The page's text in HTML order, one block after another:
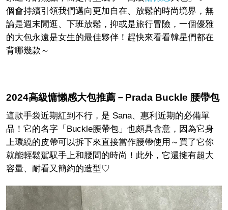
個會持續引領我們邁向更加自在、放鬆的時尚境界，無
論是週末閒逛、下班放鬆，抑或是旅行冒險，一個優雅
的大包永遠是女生的最佳夥伴！趕快來看看韓星們都在
背哪幾款～
2024高級慵懶感大包推薦－Prada Buckle 腰帶包
這款手袋近期紅到不行，是 Sana、惠利近期的必備單
品！它的名字「Buckle腰帶包」也頗具含意，因為它身
上環繞的皮帶可以拆下來直接當作腰帶使用～買了它你
就能輕鬆駕馭手上和腰間的時尚！此外，它還擁有超大
容量、耐看又簡約的造型♡